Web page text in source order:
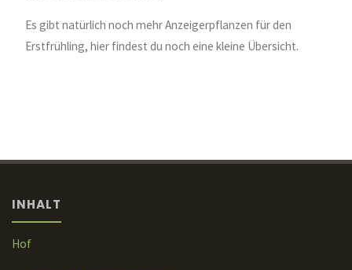
Es gibt natürlich noch mehr Anzeigerpflanzen für den
Erstfrühling, hier findest du noch eine kleine Übersicht.
INHALT
Hof